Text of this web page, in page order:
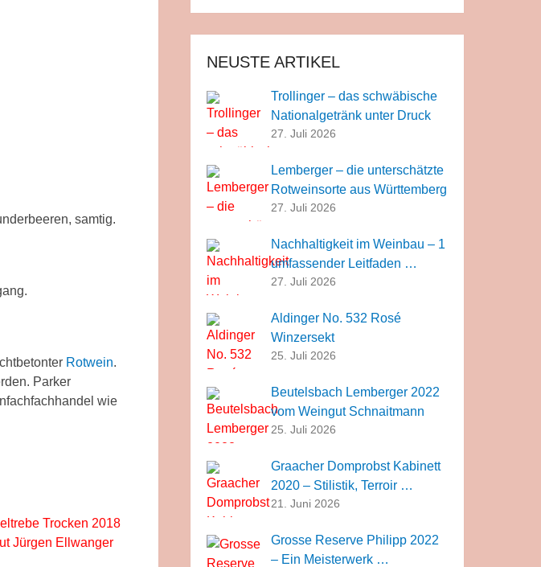
samtig.
Rotwein.
Parker
wie
NEUSTE ARTIKEL
Trollinger – das schwäbische
Nationalgetränk unter Druck
27. Juli 2026
Lemberger – die unterschätzte
Rotweinsorte aus Württemberg
27. Juli 2026
Nachhaltigkeit im Weinbau – 1
umfassender Leitfaden …
27. Juli 2026
Aldinger No. 532 Rosé
Winzersekt
25. Juli 2026
Beutelsbach Lemberger 2022
vom Weingut Schnaitmann
25. Juli 2026
Graacher Domprobst Kabinett
2020 – Stilistik, Terroir …
21. Juni 2026
Grosse Reserve Philipp 2022
– Ein Meisterwerk …